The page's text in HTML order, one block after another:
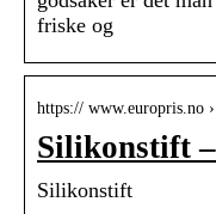
friske og
https:// www.europris.no
Silikonstift
Silikonstift